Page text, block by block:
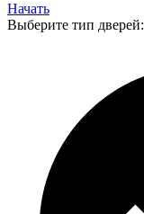
Начать
Выберите тип дверей: